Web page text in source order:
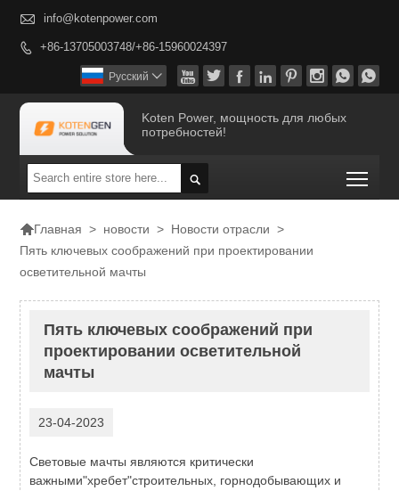
 info@kotenpower.com
 +86-13705003748/+86-15960024397
       
Pусский 
Koten Power, мощность для любых
потребностей!

Главная > новости > Новости отрасли >
Пять ключевых соображений при проектировании
осветительной мачты
Пять ключевых соображений при
проектировании осветительной
мачты
23-04-2023
Световые мачты являются критически
важными"хребет"строительных, горнодобывающих и